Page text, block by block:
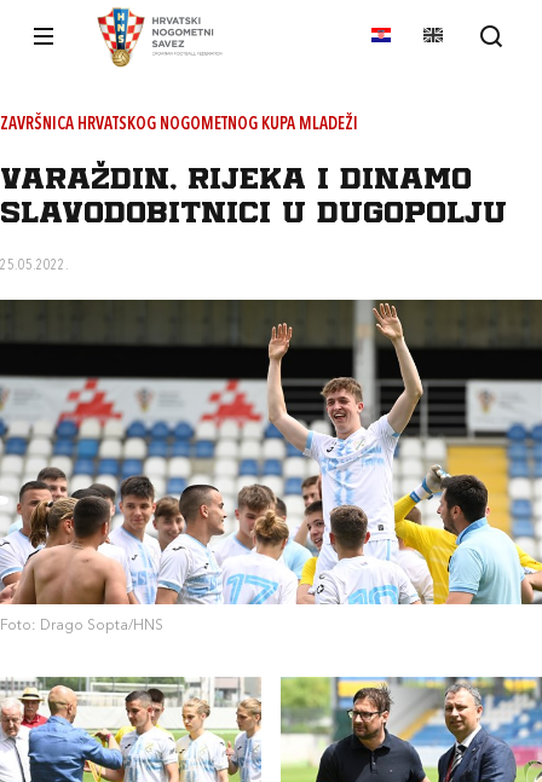
ZAVRŠNICA HRVATSKOG NOGOMETNOG KUPA MLADEŽI
Varaždin, Rijeka i Dinamo
slavodobitnici u Dugopolju
25.05.2022.
Foto: Drago Sopta/HNS